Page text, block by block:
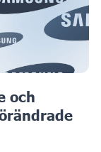
och